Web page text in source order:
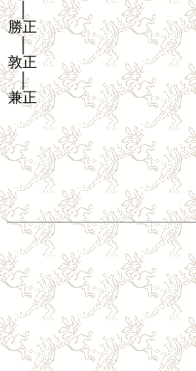
│
勝正
│
敦正
│
兼正